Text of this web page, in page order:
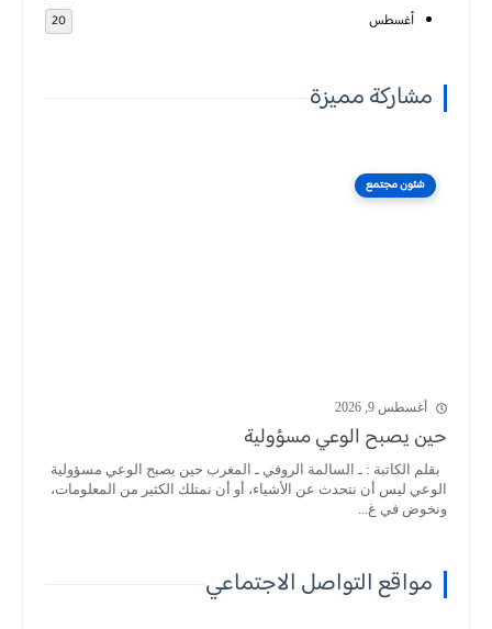
أغسطس 20
مشاركة مميزة
شئون مجتمع
أغسطس 9, 2026
حين يصبح الوعي مسؤولية
بقلم الكاتبة : ـ السالمة الروفي ـ المغرب حين يصبح الوعي مسؤولية
الوعي ليس أن نتحدث عن الأشياء، أو أن نمتلك الكثير من المعلومات،
ونخوض في غ...
مواقع التواصل الاجتماعي